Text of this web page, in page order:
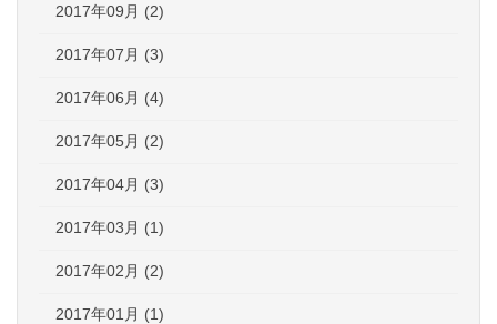
2017年09月 (2)
2017年07月 (3)
2017年06月 (4)
2017年05月 (2)
2017年04月 (3)
2017年03月 (1)
2017年02月 (2)
2017年01月 (1)